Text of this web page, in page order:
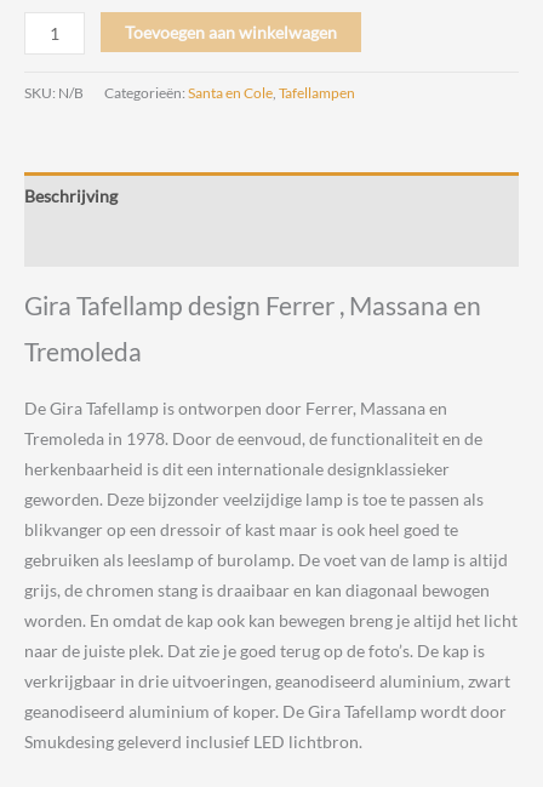
Gira
Tafellamp
Design
Massana
en
Toevoegen aan winkelwagen
SKU: N/B Categorieën: Santa en Cole Tafellampen
Beschrijving
Gira Tafellamp design Ferrer , Massana en
Tremoleda
De Gira Tafellamp is ontworpen door Ferrer, Massana en
Tremoleda in 1978. Door de eenvoud, de functionaliteit en de
herkenbaarheid is dit een internationale designklassieker
geworden. Deze bijzonder veelzijdige lamp is toe te passen als
blikvanger op een dressoir of kast maar is ook heel goed te
gebruiken als leeslamp of burolamp. De voet van de lamp is altijd
grijs, de chromen stang is draaibaar en kan diagonaal bewogen
worden. En omdat de kap ook kan bewegen breng je altijd het licht
naar de juiste plek. Dat zie je goed terug op de foto’s. De kap is
verkrijgbaar in drie uitvoeringen, geanodiseerd aluminium, zwart
geanodiseerd aluminium of koper. De Gira Tafellamp wordt door
Smukdesing geleverd inclusief LED lichtbron.